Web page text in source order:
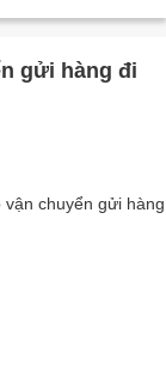
gửi hàng đi